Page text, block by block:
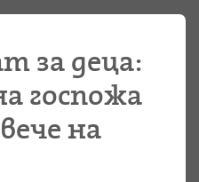
за деца:
госпожа
на